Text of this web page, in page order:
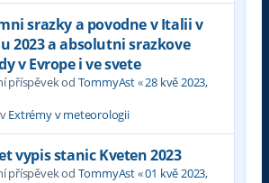
srazky a povodne v Italii v
2023 a absolutni srazkove
v Evrope i ve svete
příspěvek od TommyAst«28 kvě 2023,
Extrémy v meteorologii
vypis stanic Kveten 2023
příspěvek od TommyAst«01 kvě 2023,